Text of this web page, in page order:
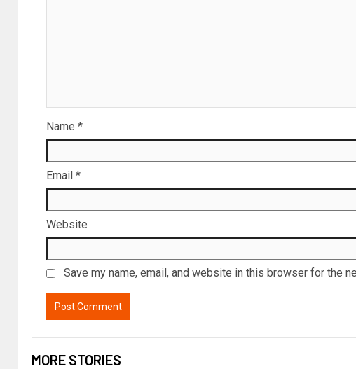
Name *
Email *
Website
Save my name, email, and website in this browser for the
MORE STORIES